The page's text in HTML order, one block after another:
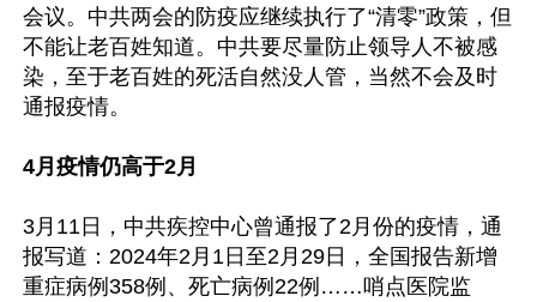
会议。中共两会的防疫应继续执行了“清零”政策，但
不能让老百姓知道。中共要尽量防止领导人不被感
染，至于老百姓的死活自然没人管，当然不会及时
通报疫情。
4月疫情仍高于2月
3月11日，中共疾控中心曾通报了2月份的疫情，通
报写道：2024年2月1日至2月29日，全国报告新增
重症病例358例、死亡病例22例……哨点医院监